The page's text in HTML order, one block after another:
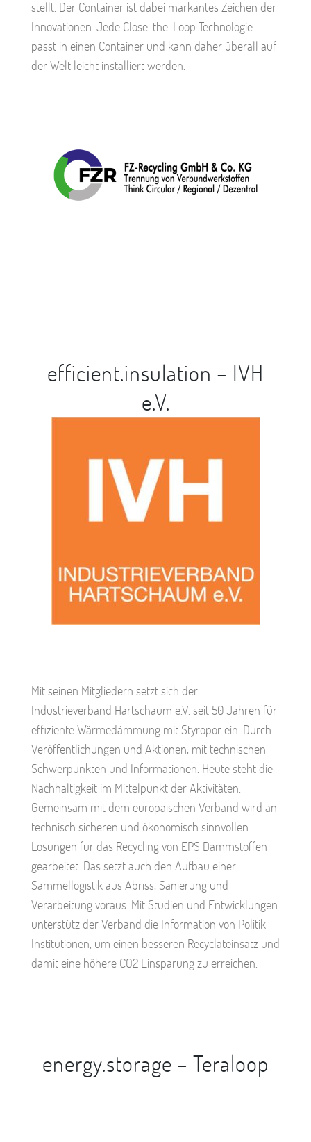
stellt. Der Container ist dabei markantes Zeichen der
Innovationen. Jede Close-the-Loop Technologie
passt in einen Container und kann daher überall auf
der Welt leicht installiert werden.
efficient.insulation – IVH
e.V.
Mit seinen Mitgliedern setzt sich der
Industrieverband Hartschaum e.V. seit 50 Jahren für
effiziente Wärmedämmung mit Styropor ein. Durch
Veröffentlichungen und Aktionen, mit technischen
Schwerpunkten und Informationen. Heute steht die
Nachhaltigkeit im Mittelpunkt der Aktivitäten.
Gemeinsam mit dem europäischen Verband wird an
technisch sicheren und ökonomisch sinnvollen
Lösungen für das Recycling von EPS Dämmstoffen
gearbeitet. Das setzt auch den Aufbau einer
Sammellogistik aus Abriss, Sanierung und
Verarbeitung voraus. Mit Studien und Entwicklungen
unterstütz der Verband die Information von Politik
Institutionen, um einen besseren Recyclateinsatz und
damit eine höhere CO2 Einsparung zu erreichen.
energy.storage – Teraloop